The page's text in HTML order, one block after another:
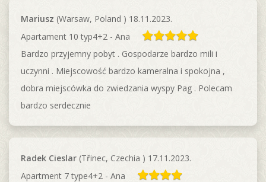
Mariusz (Warsaw, Poland ) 18.11.2023.
Apartament 10 typ4+2 - Ana
Bardzo przyjemny pobyt . Gospodarze bardzo mili i
uczynni . Miejscowość bardzo kameralna i spokojna ,
dobra miejscówka do zwiedzania wyspy Pag . Polecam
bardzo serdecznie
Radek Cieslar (Třinec, Czechia ) 17.11.2023.
Apartment 7 type4+2 - Ana